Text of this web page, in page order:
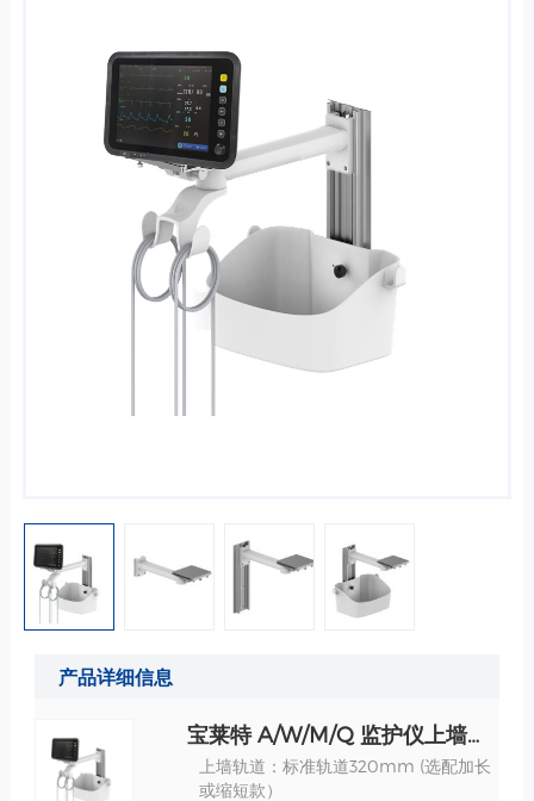
产品详细信息
宝莱特 A/W/M/Q 监护仪上墙支架- WM001E-08428 规格
上墙轨道：标准轨道320mm (选配加长
或缩短款）